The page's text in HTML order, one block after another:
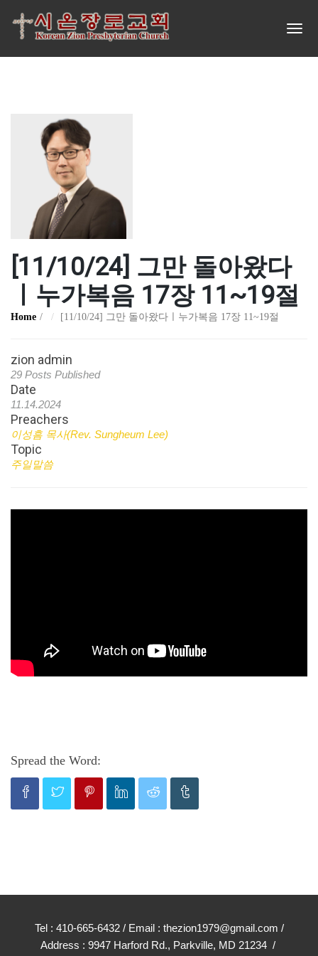
[11/10/24] 그만 돌아왔다
ㅣ누가복음 17장 11~19절
Home [11/10/24] 그만 돌아왔다ㅣ누가복음 17장 11~19절
zion admin
29 Posts Published
Date
11.14.2024
Preachers
이성흠 목사(Rev. Sungheum Lee)
Topic
주일말씀
Spread the Word:
Tel : 410-665-6432 / Email : thezion1979@gmail.com /
Address : 9947 Harford Rd., Parkville, MD 21234 /